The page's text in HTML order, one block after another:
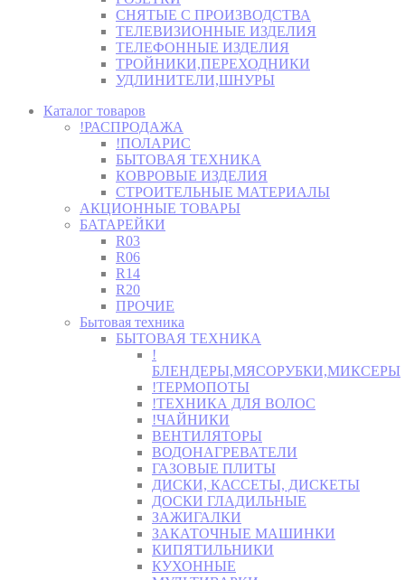
СНЯТЫЕ С ПРОИЗВОДСТВА
ТЕЛЕВИЗИОННЫЕ ИЗДЕЛИЯ
ТЕЛЕФОННЫЕ ИЗДЕЛИЯ
ТРОЙНИКИ,ПЕРЕХОДНИКИ
УДЛИНИТЕЛИ,ШНУРЫ
Каталог товаров
!РАСПРОДАЖА
!ПОЛАРИС
БЫТОВАЯ ТЕХНИКА
КОВРОВЫЕ ИЗДЕЛИЯ
СТРОИТЕЛЬНЫЕ МАТЕРИАЛЫ
АКЦИОННЫЕ ТОВАРЫ
БАТАРЕЙКИ
R03
R06
R14
R20
ПРОЧИЕ
Бытовая техника
БЫТОВАЯ ТЕХНИКА
!
БЛЕНДЕРЫ,МЯСОРУБКИ,МИКСЕРЫ
!ТЕРМОПОТЫ
!ТЕХНИКА ДЛЯ ВОЛОС
!ЧАЙНИКИ
ВЕНТИЛЯТОРЫ
ВОДОНАГРЕВАТЕЛИ
ГАЗОВЫЕ ПЛИТЫ
ДИСКИ, КАССЕТЫ, ДИСКЕТЫ
ДОСКИ ГЛАДИЛЬНЫЕ
ЗАЖИГАЛКИ
ЗАКАТОЧНЫЕ МАШИНКИ
КИПЯТИЛЬНИКИ
КУХОННЫЕ